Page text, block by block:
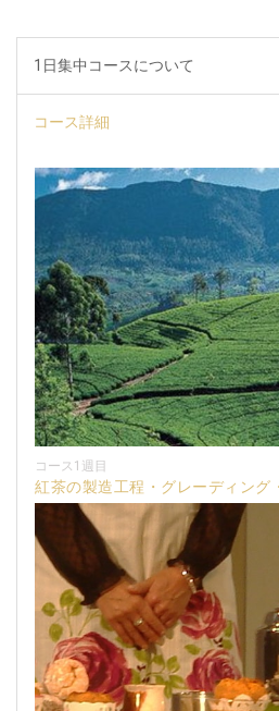
1日集中コースについて
コース詳細
コース1週目
紅茶の製造工程・グレーディング